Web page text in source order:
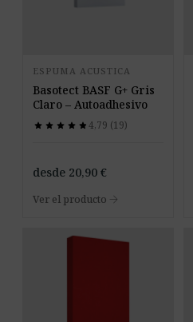
ESPUMA ACUSTICA
Basotect BASF G+ Gris
Claro – Autoadhesivo
star star star star star
star star star star star4,79 (19)
desde 20,90 €
Ver el producto arrow_forward